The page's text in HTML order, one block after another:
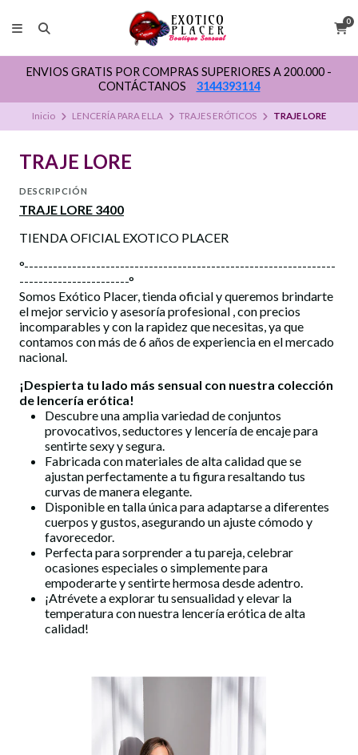
0
ENVIOS GRATIS POR COMPRAS SUPERIORES A 200.000 -
CONTÁCTANOS
3144393114
Inicio LENCERÍA PARA ELLA TRAJES ERÓTICOS TRAJE LORE
TRAJE LORE
DESCRIPCIÓN
TRAJE LORE 3400
TIENDA OFICIAL EXOTICO PLACER
°-----------------------------------------------------------------
-----------------------°
Somos Exótico Placer, tienda oficial y queremos brindarte
el mejor servicio y asesoría profesional , con precios
incomparables y con la rapidez que necesitas, ya que
contamos con más de 6 años de experiencia en el mercado
nacional.
¡Despierta tu lado más sensual con nuestra colección
de lencería erótica!
Descubre una amplia variedad de conjuntos
provocativos, seductores y lencería de encaje para
sentirte sexy y segura.
Fabricada con materiales de alta calidad que se
ajustan perfectamente a tu figura resaltando tus
curvas de manera elegante.
Disponible en talla única para adaptarse a diferentes
cuerpos y gustos, asegurando un ajuste cómodo y
favorecedor.
Perfecta para sorprender a tu pareja, celebrar
ocasiones especiales o simplemente para
empoderarte y sentirte hermosa desde adentro.
¡Atrévete a explorar tu sensualidad y elevar la
temperatura con nuestra lencería eróticade alta
calidad!